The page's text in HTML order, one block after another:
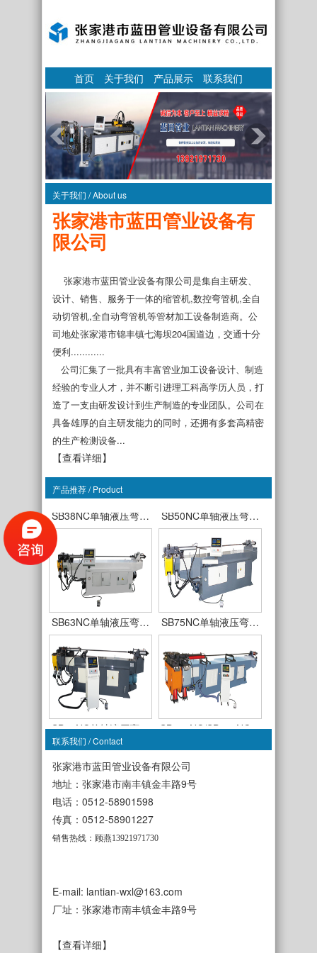
首页 关于我们 产品展示 联系我们
关于我们 / About us
张家港市蓝田管业设备有
限公司
张家港市蓝田管业设备有限公司是集自主研发、
设计、销售、服务于一体的缩管机,数控弯管机,全自
动切管机,全自动弯管机等管材加工设备制造商。公
司地处张家港市锦丰镇七海坝204国道边，交通十分
便利............
公司汇集了一批具有丰富管业加工设备设计、制造
经验的专业人才，并不断引进理工科高学历人员，打
造了一支由研发设计到生产制造的专业团队。公司在
具备雄厚的自主研发能力的同时，还拥有多套高精密
的生产检测设备...
【查看详细】
产品推荐 / Product
SB63NC单轴液压弯… SB75NC单轴液压弯…
SB89NC单轴液压弯… SB114NC/SB129NC…
SB63CNC-TSR-3A全…
联系我们 / Contact
张家港市蓝田管业设备有限公司
地址：张家港市南丰镇金丰路9号
电话：0512-58901598
传真：0512-58901227
销售热线：顾燕13921971730
E-mail: lantian-wxl@163.com
厂址：张家港市南丰镇金丰路9号
【查看详细】